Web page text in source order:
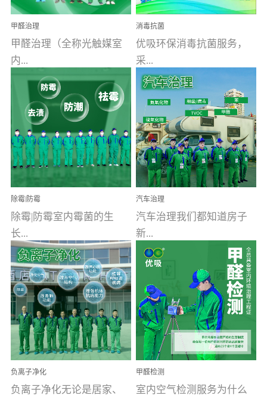
甲醛治理
甲醛治理（全称光触媒室
内...
空气污染净化治理）工业
文明的进步，创造了多姿
多彩的家居产品和生活情
调，但也带来了以甲醛为
首的室内...
消毒抗菌
优吸环保消毒抗菌服务，
采...
用行业公认奥维牌消毒
液，具备杀死人体冠状病
毒的功效，杀菌率
99.99%。相对于传统消毒
液来说，无...
除霉|防霉
除霉|防霉室内霉菌的生
长...
受温度、湿度、基质养
分、通风四个条件影响，
温暖潮湿、营养物质多、
通风缓慢的空间最易滋生
大量霉菌的...
汽车治理
汽车治理我们都知道房子
新...
装修完会有甲醛，其实汽
车的甲醛超标问题更为严
重。汽车的空间范围小，
配件、皮具、装饰多，这
些都是汽...
负离子净化
负离子净化无论是居家、
甲醛检测
室内空气检测服务为什么